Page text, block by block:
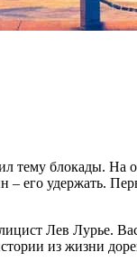
тему блокады.
удержать.
Лев Лурье.
из жизни